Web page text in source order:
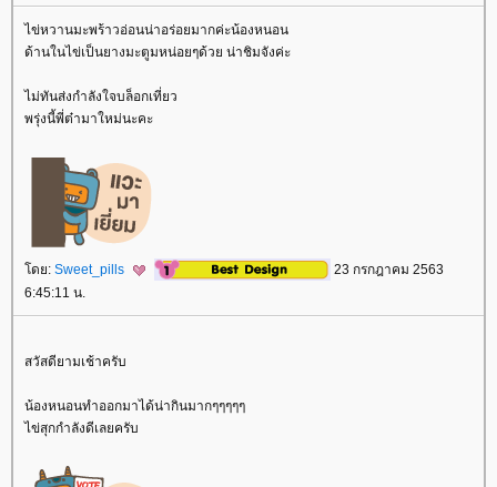
ไข่หวานมะพร้าวอ่อนน่าอร่อยมากค่ะน้องหนอน
ด้านในไข่เป็นยางมะตูมหน่อยๆด้วย น่าชิมจังค่ะ
ไม่ทันส่งกำลังใจบล็อกเที่ยว
พรุ่งนี้พี่ต๋ามาใหม่นะคะ
ดย: Sweet_pills
23 กรกฎาคม 2563
6:45:11 น.
สวัสดียามเช้าครับ
น้องหนอนทำออกมาได้น่ากินมากๆๆๆๆๆ
ไข่สุกกำลังดีเลยครับ